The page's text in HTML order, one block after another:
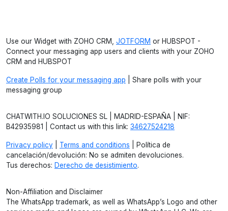
Use our Widget with ZOHO CRM, JOTFORM or HUBSPOT -
Connect your messaging app users and clients with your ZOHO
CRM and HUBSPOT
Create Polls for your messaging app | Share polls with your
messaging group
CHATWITH.IO SOLUCIONES SL | MADRID-ESPAÑA | NIF:
B42935981 | Contact us with this link: 34627524218
Privacy policy Terms and conditions | Política de
cancelación/devolución: No se admiten devoluciones.
Tus derechos: Derecho de desistimiento.
Non-Affiliation and Disclaimer
The WhatsApp trademark, as well as WhatsApp’s Logo and other